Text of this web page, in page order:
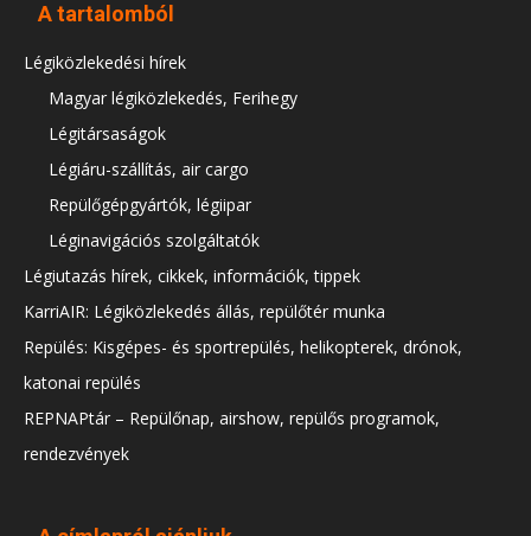
A tartalomból
Légiközlekedési hírek
Magyar légiközlekedés, Ferihegy
Légitársaságok
Légiáru-szállítás, air cargo
Repülőgépgyártók, légiipar
Léginavigációs szolgáltatók
Légiutazás hírek, cikkek, információk, tippek
KarriAIR: Légiközlekedés állás, repülőtér munka
Repülés: Kisgépes- és sportrepülés, helikopterek, drónok,
katonai repülés
REPNAPtár – Repülőnap, airshow, repülős programok,
rendezvények